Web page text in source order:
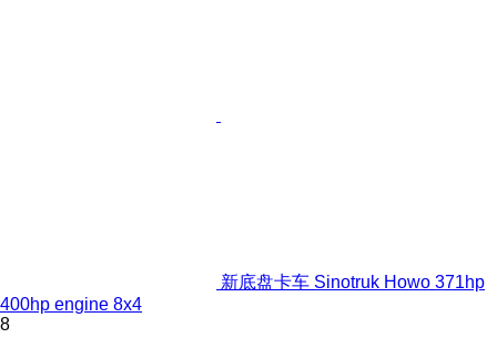
新底盘卡车 Sinotruk Howo 371hp
400hp engine 8x4
8